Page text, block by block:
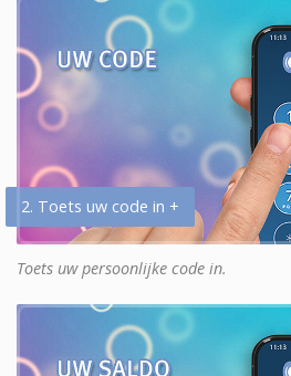
2. Toets uw code in +
Toets uw persoonlijke code in.